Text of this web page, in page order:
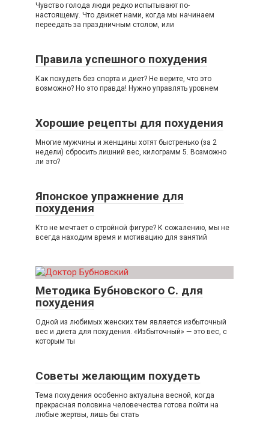
Чувство голода люди редко испытывают по-
настоящему. Что движет нами, когда мы начинаем
переедать за праздничным столом, или
Правила успешного похудения
Как похудеть без спорта и диет? Не верите, что это
возможно? Но это правда! Нужно управлять уровнем
Хорошие рецепты для похудения
Многие мужчины и женщины хотят быстренько (за 2
недели) сбросить лишний вес, килограмм 5. Возможно
ли это?
Японское упражнение для
похудения
Кто не мечтает о стройной фигуре? К сожалению, мы не
всегда находим время и мотивацию для занятий
Методика Бубновского С. для
похудения
Одной из любимых женских тем является избыточный
вес и диета для похудения. «Избыточный» — это вес, с
которым ты
Советы желающим похудеть
Тема похудения особенно актуальна весной, когда
прекрасная половина человечества готова пойти на
любые жертвы, лишь бы стать